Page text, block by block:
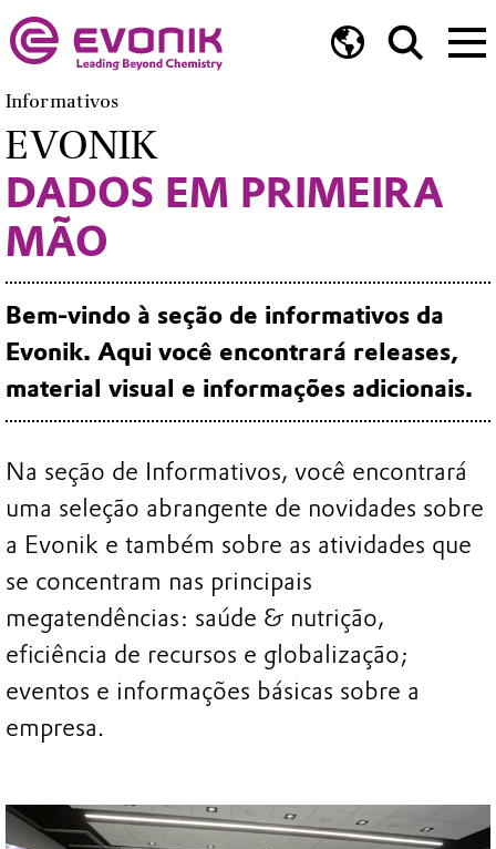
Informativos
EVONIK
DADOS EM PRIMEIRA
MÃO
Bem-vindo à seção de informativos da
Evonik. Aqui você encontrará releases,
material visual e informações adicionais.
Na seção de Informativos, você encontrará
uma seleção abrangente de novidades sobre
a Evonik e também sobre as atividades que
se concentram nas principais
megatendências: saúde & nutrição,
eficiência de recursos e globalização;
eventos e informações básicas sobre a
empresa.